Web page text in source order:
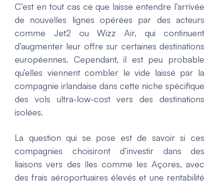
C’est en tout cas ce que laisse entendre l’arrivée
de nouvelles lignes opérées par des acteurs
comme Jet2 ou Wizz Air, qui continuent
d’augmenter leur offre sur certaines destinations
européennes. Cependant, il est peu probable
qu’elles viennent combler le vide laissé par la
compagnie irlandaise dans cette niche spécifique
des vols ultra-low-cost vers des destinations
isolées.
La question qui se pose est de savoir si ces
compagnies choisiront d’investir dans des
liaisons vers des îles comme les Açores, avec
des frais aéroportuaires élevés et une rentabilité